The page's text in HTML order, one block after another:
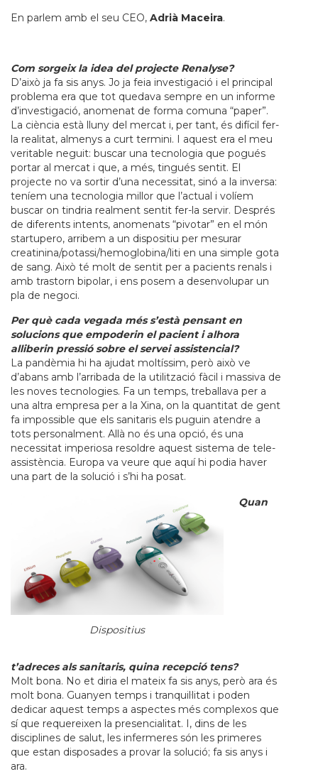
En parlem amb el seu CEO, Adrià Maceira.
Com sorgeix la idea del projecte Renalyse?
D’això ja fa sis anys. Jo ja feia investigació i el principal
problema era que tot quedava sempre en un informe
d’investigació, anomenat de forma comuna “paper”.
La ciència està lluny del mercat i, per tant, és difícil fer-
la realitat, almenys a curt termini. I aquest era el meu
veritable neguit: buscar una tecnologia que pogués
portar al mercat i que, a més, tingués sentit. El
projecte no va sortir d’una necessitat, sinó a la inversa:
teníem una tecnologia millor que l’actual i volíem
buscar on tindria realment sentit fer-la servir. Després
de diferents intents, anomenats “pivotar” en el món
startupero, arribem a un dispositiu per mesurar
creatinina/potassi/hemoglobina/liti en una simple gota
de sang. Això té molt de sentit per a pacients renals i
amb trastorn bipolar, i ens posem a desenvolupar un
pla de negoci.
Per què cada vegada més s’està pensant en
solucions que empoderin el pacient i alhora
alliberin pressió sobre el servei assistencial?
La pandèmia hi ha ajudat moltíssim, però això ve
d’abans amb l’arribada de la utilització fàcil i massiva de
les noves tecnologies. Fa un temps, treballava per a
una altra empresa per a la Xina, on la quantitat de gent
fa impossible que els sanitaris els puguin atendre a
tots personalment. Allà no és una opció, és una
necessitat imperiosa resoldre aquest sistema de tele-
assistència. Europa va veure que aquí hi podia haver
una part de la solució i s’hi ha posat.
Dispositius
Quan
t’adreces als sanitaris, quina recepció tens?
Molt bona. No et diria el mateix fa sis anys, però ara és
molt bona. Guanyen temps i tranquil·litat i poden
dedicar aquest temps a aspectes més complexos que
sí que requereixen la presencialitat. I, dins de les
disciplines de salut, les infermeres són les primeres
que estan disposades a provar la solució; fa sis anys i
ara.